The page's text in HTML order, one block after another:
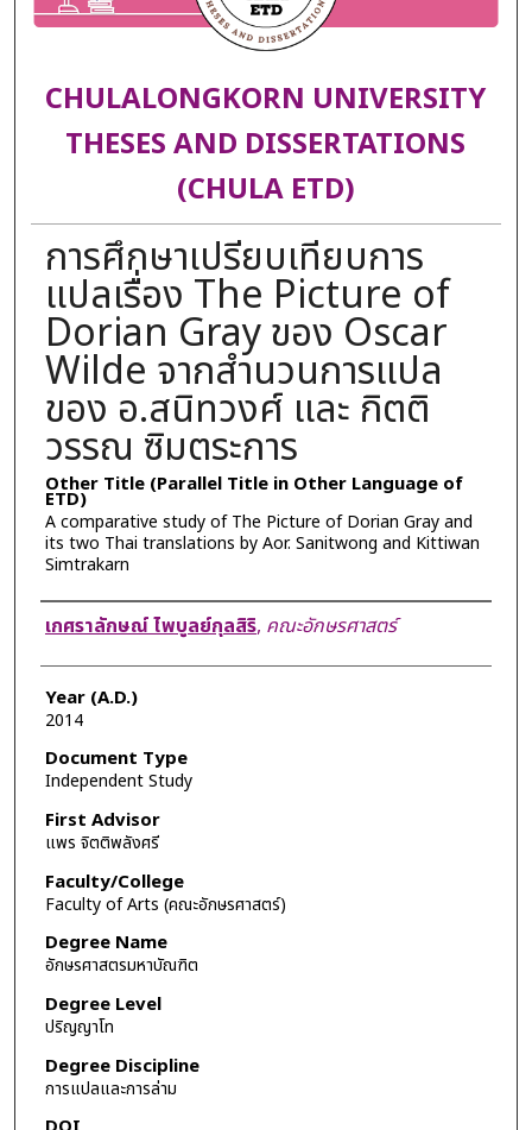
CHULALONGKORN UNIVERSITY
THESES AND DISSERTATIONS
(CHULA ETD)
การศึกษาเปรียบเทียบการ
แปลเรื่อง The Picture of
Dorian Gray ของ Oscar
Wilde จากสำนวนการแปล
ของ อ.สนิทวงศ์ และ กิตติ
วรรณ ซิมตระการ
Other Title (Parallel Title in Other Language of
ETD)
A comparative study of The Picture of Dorian Gray and
its two Thai translations by Aor. Sanitwong and Kittiwan
Simtrakarn
Author
เกศราลักษณ์ ไพบูลย์กุลสิริ, คณะอักษรศาสตร์
Year (A.D.)
2014
Document Type
Independent Study
First Advisor
แพร จิตติพลังศรี
Faculty/College
Faculty of Arts (คณะอักษรศาสตร์)
Degree Name
อักษรศาสตรมหาบัณฑิต
Degree Level
ปริญญาโท
Degree Discipline
การแปลและการล่าม